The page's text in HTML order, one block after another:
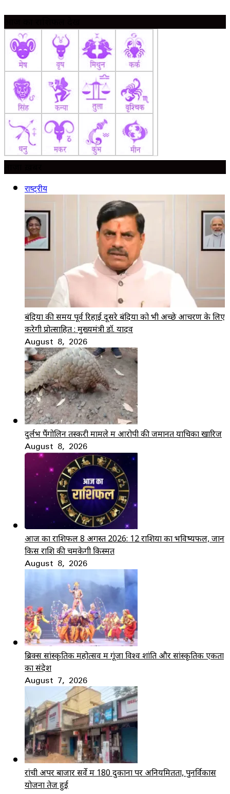
राष्ट्रीय
बंदियों की समय पूर्व रिहाई दूसरे बंदियों को भी अच्छे आचरण के लिए
करेगी प्रोत्साहित : मुख्यमंत्री डॉ. यादव
August 8, 2026
दुर्लभ पैंगोलिन तस्करी मामले में आरोपी की जमानत याचिका खारिज
August 8, 2026
आज का राशिफल 8 अगस्त 2026: 12 राशियों का भविष्यफल, जानें
किस राशि की चमकेगी किस्मत
August 8, 2026
ब्रिक्स सांस्कृतिक महोत्सव में गूंजा विश्व शांति और सांस्कृतिक एकता
का संदेश
August 7, 2026
रांची अपर बाजार सर्वे में 180 दुकानों पर अनियमितता, पुनर्विकास
योजना तेज हुई